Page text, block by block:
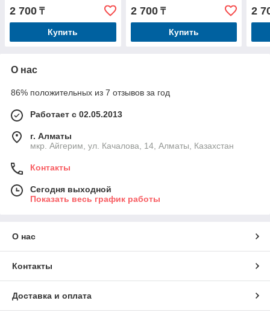
2 700 ₸
Купить
2 700₸
Купить
2
О нас
86% положительных из 7 отзывов за год
Работает с 02.05.2013
г. Алматы
мкр. Айгерим, ул. Качалова, 14, Алматы, Казахстан
Контакты
Сегодня выходной
Показать весь график работы
О нас
Контакты
Доставка и оплата